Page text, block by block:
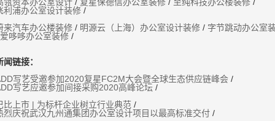
利浦办公室设计装修 /
来汽车办公楼装修 / 明源云（上海）办公室设计装修 / 字节跳动办公室
爱哆哆办公室装修 /
闻链接：
写艺受邀参加2020复星FC2M大会暨全球生态供应链峰会 /
写艺应邀参加间接采购2020高峰论坛 /
比上市 | 为标杆企业树立行业典范 /
烈庆祝武汉九州通集团办公室设计项目以最高标准交付 /